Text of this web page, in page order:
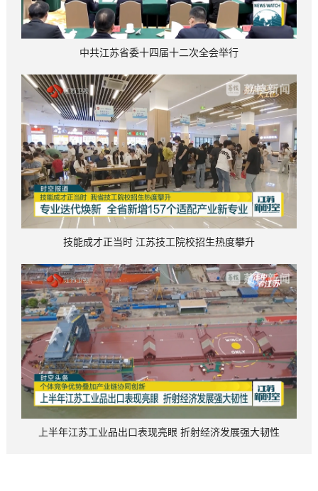
中共江苏省委十四届十二次全会举行
技能成才正当时 江苏技工院校招生热度攀升
上半年江苏工业品出口表现亮眼 折射经济发展强大韧性